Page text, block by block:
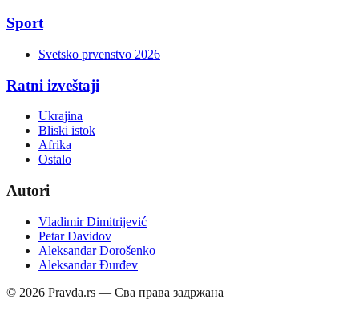
Sport
Svetsko prvenstvo 2026
Ratni izveštaji
Ukrajina
Bliski istok
Afrika
Ostalo
Autori
Vladimir Dimitrijević
Petar Davidov
Aleksandar Dorošenko
Aleksandar Đurđev
© 2026 Pravda.rs — Сва права задржана